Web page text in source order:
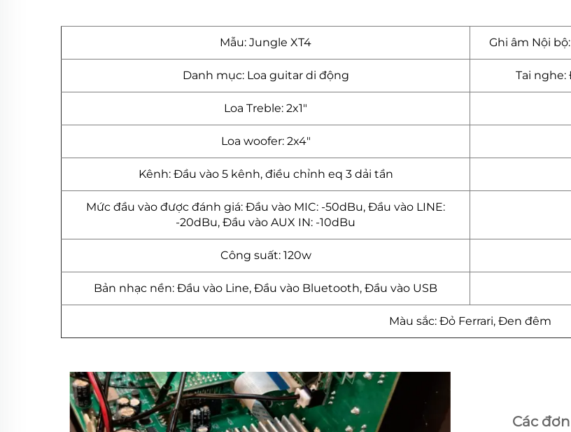
Mẫu: Jungle XT4 Ghi âm Nội
Danh mục: Loa guitar di động Tai
Loa Treble: 2x1"
Loa woofer: 2x4"
Kênh: Đầu vào 5 kênh, điều chỉnh eq 3 dải tần
Mức đầu vào được đánh giá: Đầu vào MIC: -50dBu, Đầu vào LINE:
-20dBu, Đầu vào AUX IN: -10dBu
Công suất: 120w
Bản nhạc nền: Đầu vào Line, Đầu vào Bluetooth, Đầu vào USB
Màu sắc: Đỏ Ferrari, Đen đêm
Các